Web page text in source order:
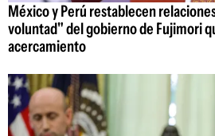
México y Perú restablecen
voluntad" del gobierno de Fujimori
acercamiento